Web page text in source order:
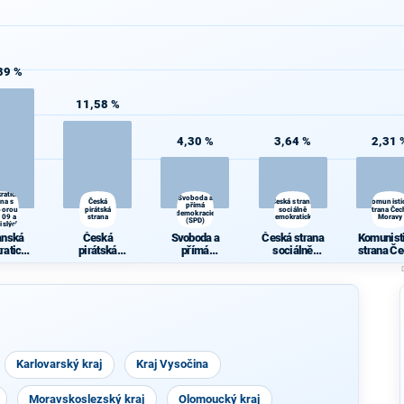
%
s
09 a
a
11,58 %
Česká
pirátská
strana
Česká
pirátská
4,30 %
Svoboda a
přímá
demokracie
(SPD)
Svoboda a
přímá
3,64 %
Česká strana
sociálně
demokratická
Česká strana
sociálně
demokratická
2,31
strana
Moravy
strana
Karlovarský kraj Kraj Vysočina
Moravskoslezský kraj Olomoucký kraj